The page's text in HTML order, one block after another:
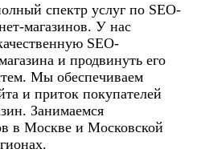
спектр услуг по SEO-
магазинов. У нас
SEO-
и продвинуть его
Мы обеспечиваем
и приток покупателей
Занимаемся
в Москве и Московской